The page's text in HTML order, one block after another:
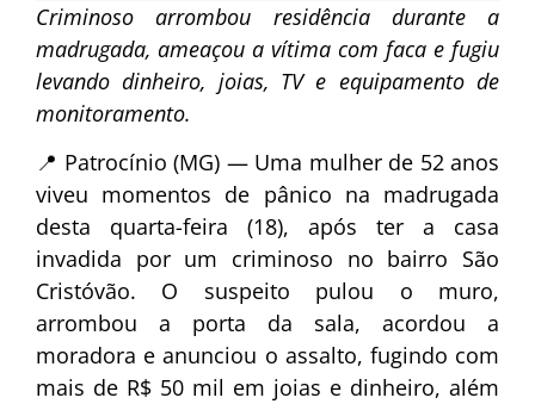
Criminoso arrombou residência durante a
madrugada, ameaçou a vítima com faca e fugiu
levando dinheiro, joias, TV e equipamento de
monitoramento.
📍 Patrocínio (MG) — Uma mulher de 52 anos
viveu momentos de pânico na madrugada
desta quarta-feira (18), após ter a casa
invadida por um criminoso no bairro São
Cristóvão. O suspeito pulou o muro,
arrombou a porta da sala, acordou a
moradora e anunciou o assalto, fugindo com
mais de R$ 50 mil em joias e dinheiro, além